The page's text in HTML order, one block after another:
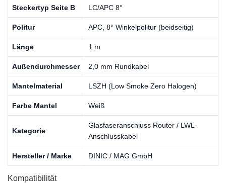
Steckertyp Seite B LC/APC 8°
Politur APC, 8° Winkelpolitur (beidseitig)
Länge 1 m
Außendurchmesser 2,0 mm Rundkabel
Mantelmaterial LSZH (Low Smoke Zero Halogen)
Farbe Mantel Weiß
Kategorie
Glasfaseranschluss Router / LWL-
Anschlusskabel
Hersteller / Marke DINIC / MAG GmbH
Kompatibilität